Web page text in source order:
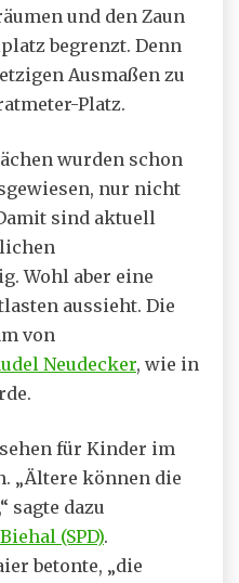
und den Zaun
begrenzt. Denn
Ausmaßen zu
Platz.
wurden schon
nur nicht
sind aktuell
Wohl aber eine
aussieht. Die
von
Neudecker, wie in
für Kinder im
„Ältere können die
sagte dazu
(SPD).
betonte, „die